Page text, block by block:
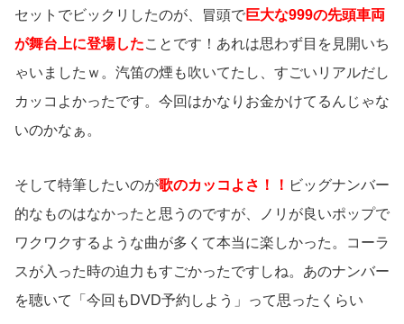
セットでビックリしたのが、冒頭で巨大な999の先頭車両
が舞台上に登場したことです！あれは思わず目を見開いち
ゃいましたｗ。汽笛の煙も吹いてたし、すごいリアルだし
カッコよかったです。今回はかなりお金かけてるんじゃな
いのかなぁ。
そして特筆したいのが歌のカッコよさ！！ ビッグナンバー
的なものはなかったと思うのですが、ノリが良いポップで
ワクワクするような曲が多くて本当に楽しかった。コーラ
スが入った時の迫力もすごかったですしね。あのナンバー
を聴いて「今回もDVD予約しよう」って思ったくらい